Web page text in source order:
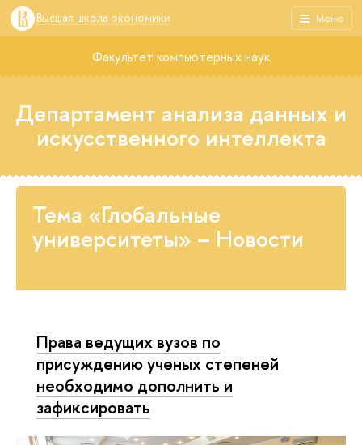
Меню
Высшая школа экономики
Факультет компьютерных наук
Департамент анализа данных и
искусственного интеллекта
Тема «Глобальные
университеты» – Новости
Права ведущих вузов по
присуждению ученых степеней
необходимо дополнить и
зафиксировать